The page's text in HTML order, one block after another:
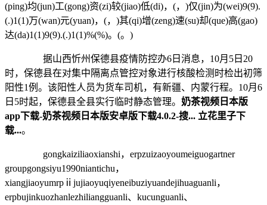
(ping)均(jun)工(gong)资(zi)较(jiao)低(di)，(，)仅(jin)为(wei)9(9).
(.)1(1)万(wan)元(yuan)，(，)其(qi)增(zeng)速(su)却(que)高(gao)
达(da)1(1)9(9).(.)1(1)%(%)。(。)
据山西忻州保德县疫情防控办6日消息，10月5日20
时，保德县在对集中隔离点管控对象进行核酸检测时检出初筛
阳性1例。该阳性人员为货车司机，有新疆、内蒙行程。10月6
日5时起，保德县全县实行临时静态管理。 奶茶视频日本版
app下载-奶茶视频日本版安卓版下载4.0.2-搜... 立花里子下
载...。
gongkaiziliaoxianshi，erpzuizaoyoumeiguogartner
groupgongsiyu1990niantichu，
xiangjiaoyumrpⅱjujiaoyuqiyeneibuziyuandejihuaguanli，
erpbujinkuozhanlezhiliangguanli、kucunguanli、